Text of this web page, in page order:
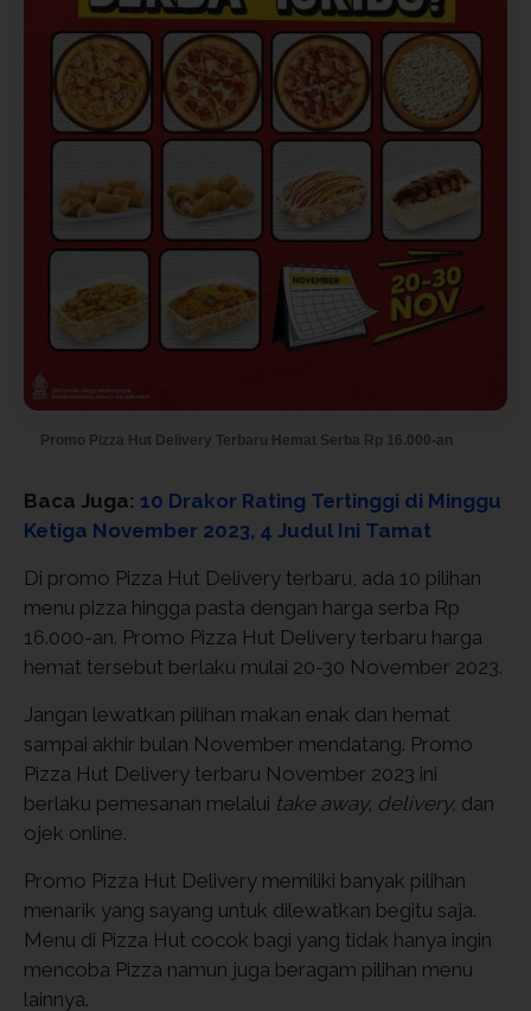
Promo Pizza Hut Delivery Terbaru Hemat Serba Rp 16.000-an
Baca Juga: 10 Drakor Rating Tertinggi di Minggu
Ketiga November 2023, 4 Judul Ini Tamat
Di promo Pizza Hut Delivery terbaru, ada 10 pilihan
menu pizza hingga pasta dengan harga serba Rp
16.000-an. Promo Pizza Hut Delivery terbaru harga
hemat tersebut berlaku mulai 20-30 November 2023.
Jangan lewatkan pilihan makan enak dan hemat
sampai akhir bulan November mendatang. Promo
Pizza Hut Delivery terbaru November 2023 ini
berlaku pemesanan melalui take away, delivery, dan
ojek online.
Promo Pizza Hut Delivery memiliki banyak pilihan
menarik yang sayang untuk dilewatkan begitu saja.
Menu di Pizza Hut cocok bagi yang tidak hanya ingin
mencoba Pizza namun juga beragam pilihan menu
lainnya.